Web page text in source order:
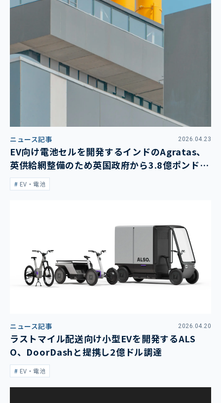
ニュース記事 2026.04.23
EV向け電池セルを開発するインドのAgratas、
英供給網整備のため英国政府から3.8億ポンドの
支援を獲得
EV・電池
ニュース記事 2026.04.20
ラストマイル配送向け小型EVを開発するALS
O、DoorDashと提携し2億ドル調達
EV・電池